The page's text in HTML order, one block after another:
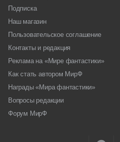
Подписка
Наш магазин
Пользовательское соглашение
Контакты и редакция
Реклама на «Мире фантастики»
Как стать автором МирФ
Награды «Мира фантастики»
Вопросы редакции
Форум МирФ